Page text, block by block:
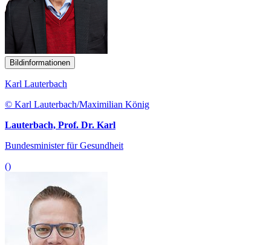
Bildinformationen
Karl Lauterbach
© Karl Lauterbach/Maximilian König
Lauterbach, Prof. Dr. Karl
Bundesminister für Gesundheit
()